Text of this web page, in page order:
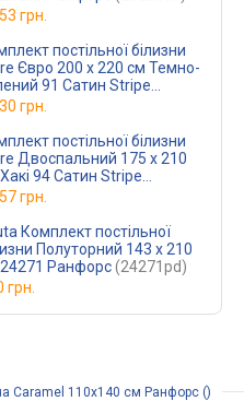
грн.
постільної білизни
Євро 200 x 220 см Темно-
91 Сатин Stripe
грн.
постільної білизни
Двоспальний 175 x 210
94 Сатин Stripe
грн.
Комплект постільної
143 x 210
Ранфорс(24271pd)
грн.
Caramel 110x140 см Ранфорс ()